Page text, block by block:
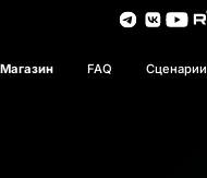
Магазин FAQ Сценарии